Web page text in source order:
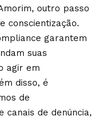
outro passo
conscientização.
garantem
suas
agir em
disso, é
de
canais de denúncia,